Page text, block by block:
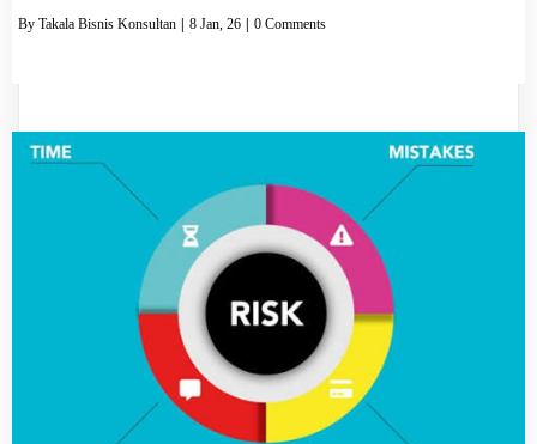
By Takala Bisnis Konsultan 8 Jan, 26 0 Comments